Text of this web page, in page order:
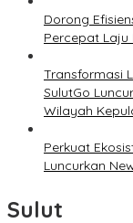
Dorong
Percepat Laju
Transformasi
SulutGo
Wilayah
Perkuat
Luncurkan
Sulut